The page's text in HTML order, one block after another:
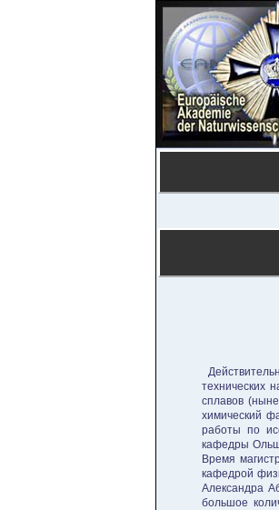
технических
сплавов
химический
работы по
кафедры
Время
кафедрой
Александра
большое